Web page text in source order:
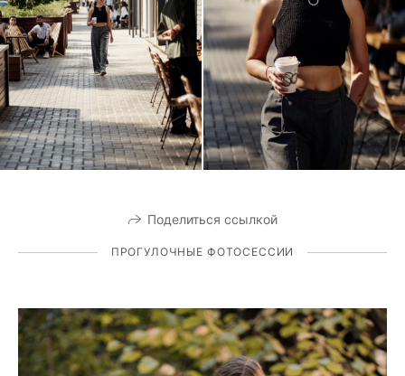
Поделиться ссылкой
ПРОГУЛОЧНЫЕ ФОТОСЕССИИ